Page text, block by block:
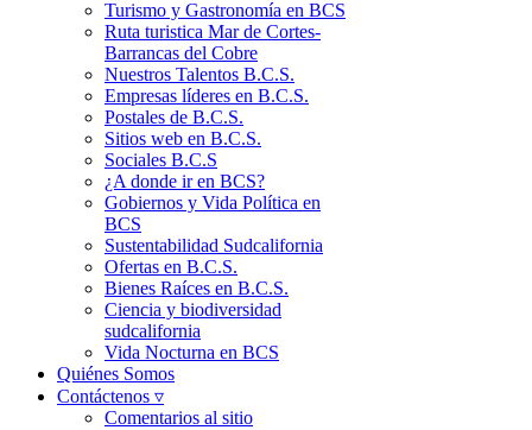
Turismo y Gastronomía en BCS
Ruta turistica Mar de Cortes-
Barrancas del Cobre
Nuestros Talentos B.C.S.
Empresas líderes en B.C.S.
Postales de B.C.S.
Sitios web en B.C.S.
Sociales B.C.S
¿A donde ir en BCS?
Gobiernos y Vida Política en
BCS
Sustentabilidad Sudcalifornia
Ofertas en B.C.S.
Bienes Raíces en B.C.S.
Ciencia y biodiversidad
sudcalifornia
Vida Nocturna en BCS
Quiénes Somos
Contáctenos ▿
Comentarios al sitio